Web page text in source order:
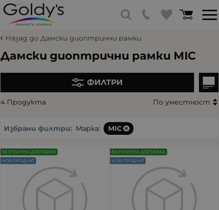
Назад до Дамски диоптрични рамки
Дамски диоптрични рамки MIC
ФИЛТРИ
4 Продукта По уместност
Избрани филтри: Марка: MIC
БЕЗПЛАТНА ДОСТАВКА
НОВ ПРОДУКТ
БЕЗПЛАТНА ДОСТАВКА
НОВ ПРОДУКТ